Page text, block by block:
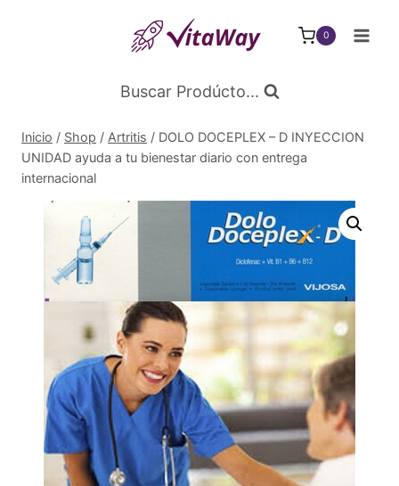
0
Buscar Prodúcto...
Inicio / Shop / Artritis / DOLO DOCEPLEX – D INYECCION
UNIDAD ayuda a tu bienestar diario con entrega
internacional